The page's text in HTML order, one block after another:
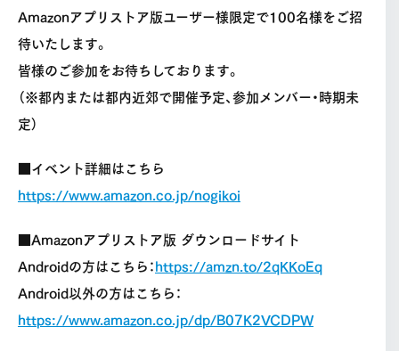
Amazonアプリストア版ユーザー様限定で100名様をご招
待いたします。
皆様のご参加をお待ちしております。
（※都内または都内近郊で開催予定、参加メンバー・時期未
定）
■イベント詳細はこちら
https://www.amazon.co.jp/nogikoi
■Amazonアプリストア版 ダウンロードサイト
Androidの方はこちら：https://amzn.to/2qKKoEq
Android以外の方はこちら：
https://www.amazon.co.jp/dp/B07K2VCDPW